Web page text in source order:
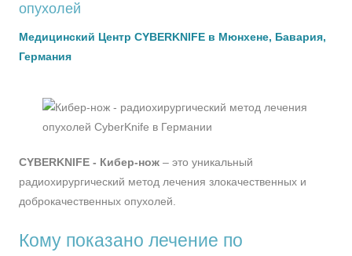
опухолей
Медицинский Центр CYBERKNIFE в Мюнхене, Бавария,
Германия
CYBERKNIFE - Кибер-нож – это уникальный
радиохирургический метод лечения злокачественных и
доброкачественных опухолей.
Кому показано лечение по